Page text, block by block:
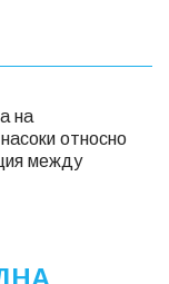
на
относно
между